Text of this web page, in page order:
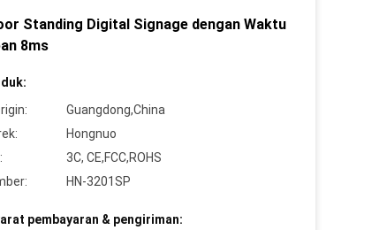
Standing Digital Signage dengan Waktu
8ms
Guangdong,China
Hongnuo
3C, CE,FCC,ROHS
HN-3201SP
pembayaran & pengiriman: